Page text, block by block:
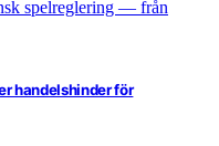
handelshinder för